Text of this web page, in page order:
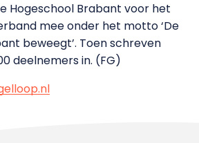
Hogeschool Brabant voor het
mee onder het motto ‘De
beweegt’. Toen schreven
deelnemers in. (FG)